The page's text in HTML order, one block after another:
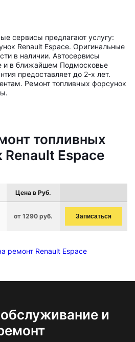
сервисы предлагают услугу:
Renault Espace. Оригинальные
в наличии. Автосервисы
и в ближайшем Подмосковье
предоставляет до 2-х лет.
Ремонт топливных форсунок
топливных
Renault Espace
Цена в Руб.
от 1290 руб. Записаться
ремонт Renault Espace
и